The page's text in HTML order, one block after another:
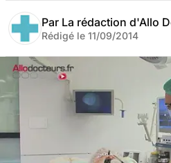
Par La rédaction d'Allo
Rédigé le 11/09/2014